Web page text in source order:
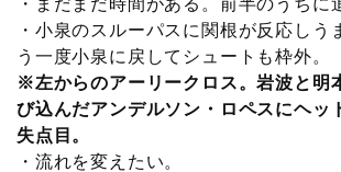
・まだまだ時間がある。前半のうちに
・小泉のスルーパスに関根が反応しう
う一度小泉に戻してシュートも枠外。
※左からのアーリークロス。岩波と明
び込んだアンデルソン・ロペスにヘッ
失点目。
・流れを変えたい。